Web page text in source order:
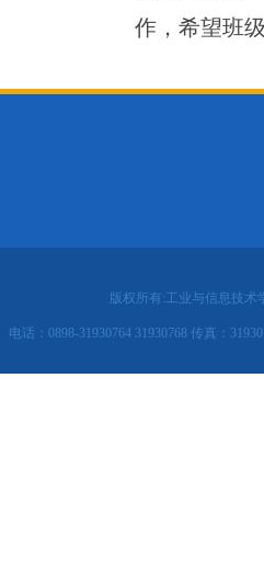
作，希望班
版权所有:工业与信息技
电话：0898-31930764 31930768 传真：